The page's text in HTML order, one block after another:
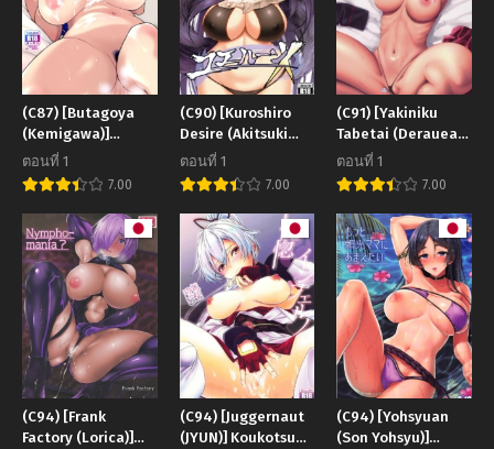
(C87) [Butagoya
(Kemigawa)]
Oneshota Sweetie
(Oshioki Sweetie
Koi suru Oneesan
wa Urahara desu)
ตอนที่ 1
7.00
(C90) [Kuroshiro
Desire (Akitsuki
Karasu)] Yuelune X
ตอนที่ 1
7.00
(C91) [Yakiniku
Tabetai (Derauea)]
Nishizumi Maho no
Suimin Kansatsu
Record of
Nishizumi Maho’s
Sleep Violation
(Girls und Panzer)
ตอนที่ 1
7.00
(C94) [Frank
Factory (Lorica)]
(C94) [Juggernaut
(JYUN)] Koukotsu
(C94) [Yohsyuan
(Son Yohsyu)]